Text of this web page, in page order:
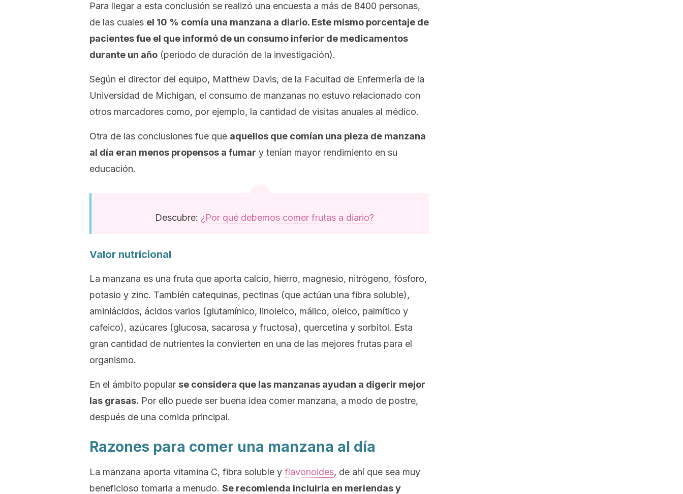
Para llegar a esta conclusión se realizó una encuesta a más de 8400 personas,
de las cuales el 10 % comía una manzana a diario. Este mismo porcentaje de
pacientes fue el que informó de un consumo inferior de medicamentos
durante un año (periodo de duración de la investigación).
Según el director del equipo, Matthew Davis, de la Facultad de Enfermería de la
Universidad de Michigan, el consumo de manzanas no estuvo relacionado con
otros marcadores como, por ejemplo, la cantidad de visitas anuales al médico.
Otra de las conclusiones fue que aquellos que comían una pieza de manzana
al día eran menos propensos a fumar y tenían mayor rendimiento en su
educación.
Descubre: ¿Por qué debemos comer frutas a diario?
Valor nutricional
La manzana es una fruta que aporta calcio, hierro, magnesio, nitrógeno, fósforo,
potasio y zinc. También catequinas, pectinas (que actúan una fibra soluble),
aminiácidos, ácidos varios (glutamínico, linoleico, málico, oleico, palmítico y
cafeico), azúcares (glucosa, sacarosa y fructosa), quercetina y sorbitol. Esta
gran cantidad de nutrientes la convierten en una de las mejores frutas para el
organismo.
En el ámbito popular se considera que las manzanas ayudan a digerir mejor
las grasas. Por ello puede ser buena idea comer manzana, a modo de postre,
después de una comida principal.
Razones para comer una manzana al día
La manzana aporta vitamina C, fibra soluble y flavonoides, de ahí que sea muy
beneficioso tomarla a menudo. Se recomienda incluirla en meriendas y